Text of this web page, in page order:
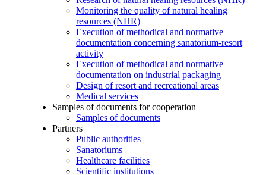
Monitoring the quality of natural healing
resources (NHR)
Execution of methodical and normative
documentation concerning sanatorium-resort
activity
Execution of methodical and normative
documentation on industrial packaging
Design of resort and recreational areas
Medical services
Samples of documents for cooperation
Samples of documents
Partners
Public authorities
Sanatoriums
Healthcare facilities
Scientific institutions